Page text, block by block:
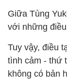
Giữa Tùng
với những
Tuy vậy, điều
tình cảm - thứ
không có bản